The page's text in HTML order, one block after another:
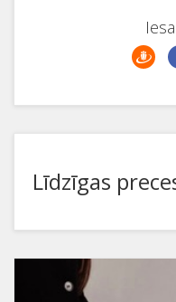
Līdzīgas